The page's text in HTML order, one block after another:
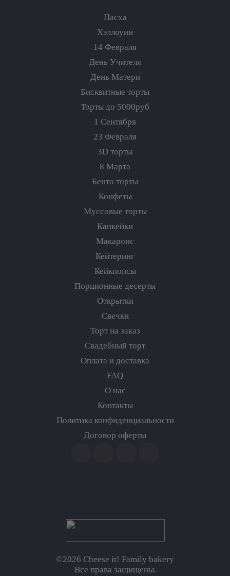
©2026 Cheese it! Family bakery
Все права защищены.
Пасха
Хэллоуин
14 Февраля
День Учителя
День Матери
Бисквитные торты
Торты до 5000руб
1 Сентября
23 Февраля
3D торты
8 Марта
Бенто торты
Конфеты
Муссовые торты
Капкейки
Макаронс
Кейтеринг
Кейкпопсы
Порционные десерты
Открытки
Свечки
Торт на заказ
Свадебный торт
Оплата и доставка
FAQ
О нас
Контакты
Политика конфиденциальности
Договор оферты